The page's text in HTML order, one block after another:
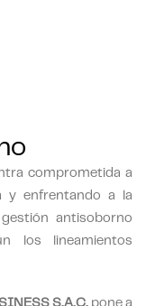
comprometida a
y enfrentando a la
antisoborno
los lineamientos
S.A.C. pone a